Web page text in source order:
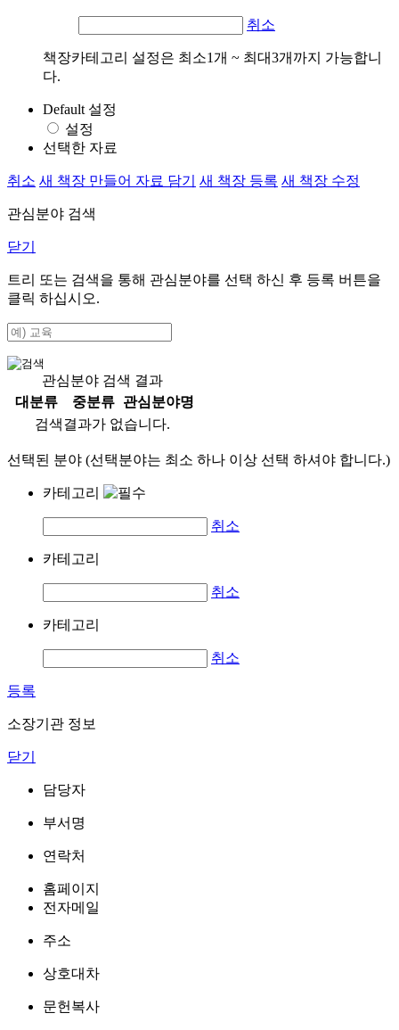
취소
책장카테고리 설정은 최소1개 ~ 최대3개까지 가능합니
다.
Default 설정
설정
선택한 자료
취소 새 책장 만들어 자료 담기 새 책장 등록 새 책장 수정
관심분야 검색
닫기
트리 또는 검색을 통해 관심분야를 선택 하신 후 등록 버튼을
클릭 하십시오.
관심분야 검색 결과
대분류
중분류
관심분야명
검색결과가 없습니다.
선택된 분야 (선택분야는 최소 하나 이상 선택 하셔야 합니다.)
카테고리
취소
카테고리
취소
카테고리
취소
등록
소장기관 정보
닫기
담당자
부서명
연락처
홈페이지
전자메일
주소
상호대차
문헌복사